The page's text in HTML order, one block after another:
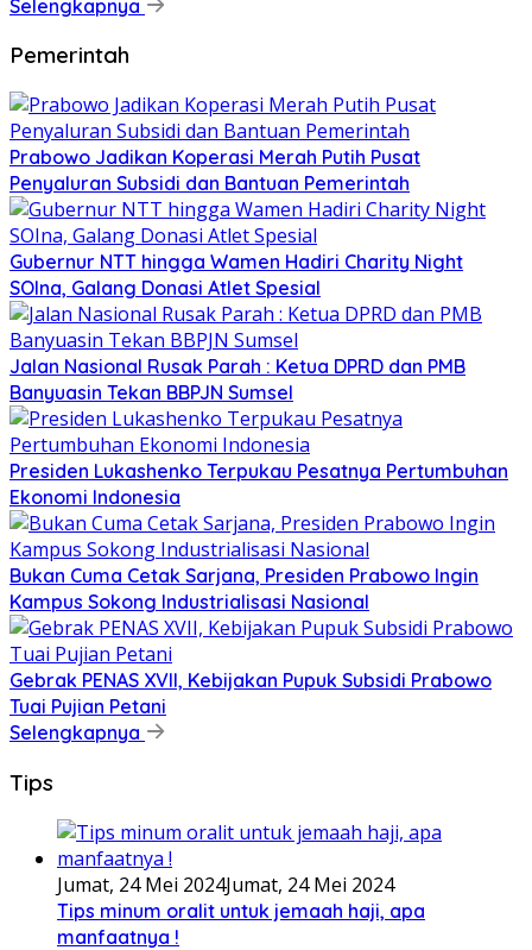
Selengkapnya
Pemerintah
Prabowo Jadikan Koperasi Merah Putih Pusat
Penyaluran Subsidi dan Bantuan Pemerintah
Gubernur NTT hingga Wamen Hadiri Charity Night
SOIna, Galang Donasi Atlet Spesial
Jalan Nasional Rusak Parah : Ketua DPRD dan PMB
Banyuasin Tekan BBPJN Sumsel
Presiden Lukashenko Terpukau Pesatnya Pertumbuhan
Ekonomi Indonesia
Bukan Cuma Cetak Sarjana, Presiden Prabowo Ingin
Kampus Sokong Industrialisasi Nasional
Gebrak PENAS XVII, Kebijakan Pupuk Subsidi Prabowo
Tuai Pujian Petani
Selengkapnya
Tips
Jumat, 24 Mei 2024Jumat, 24 Mei 2024
Tips minum oralit untuk jemaah haji, apa
manfaatnya !